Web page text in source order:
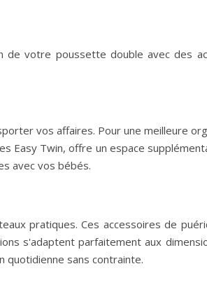
de votre poussette double avec des
vos affaires. Pour une meilleure
Easy Twin, offre un espace
avec vos bébés.
pratiques. Ces accessoires de
s'adaptent parfaitement aux
quotidienne sans contrainte.